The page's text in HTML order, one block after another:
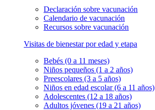
Declaración sobre vacunación
Calendario de vacunación
Recursos sobre vacunación
Visitas de bienestar por edad y etapa
Bebés (0 a 11 meses)
Niños pequeños (1 a 2 años)
Preescolares (3 a 5 años)
Niños en edad escolar (6 a 11 años)
Adolescentes (12 a 18 años)
Adultos jóvenes (19 a 21 años)